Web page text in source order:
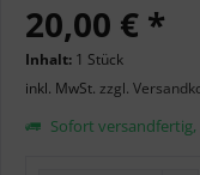
20,00 € *
Inhalt: 1 Stück
inkl. MwSt. zzgl.
Sofort versandfertig,